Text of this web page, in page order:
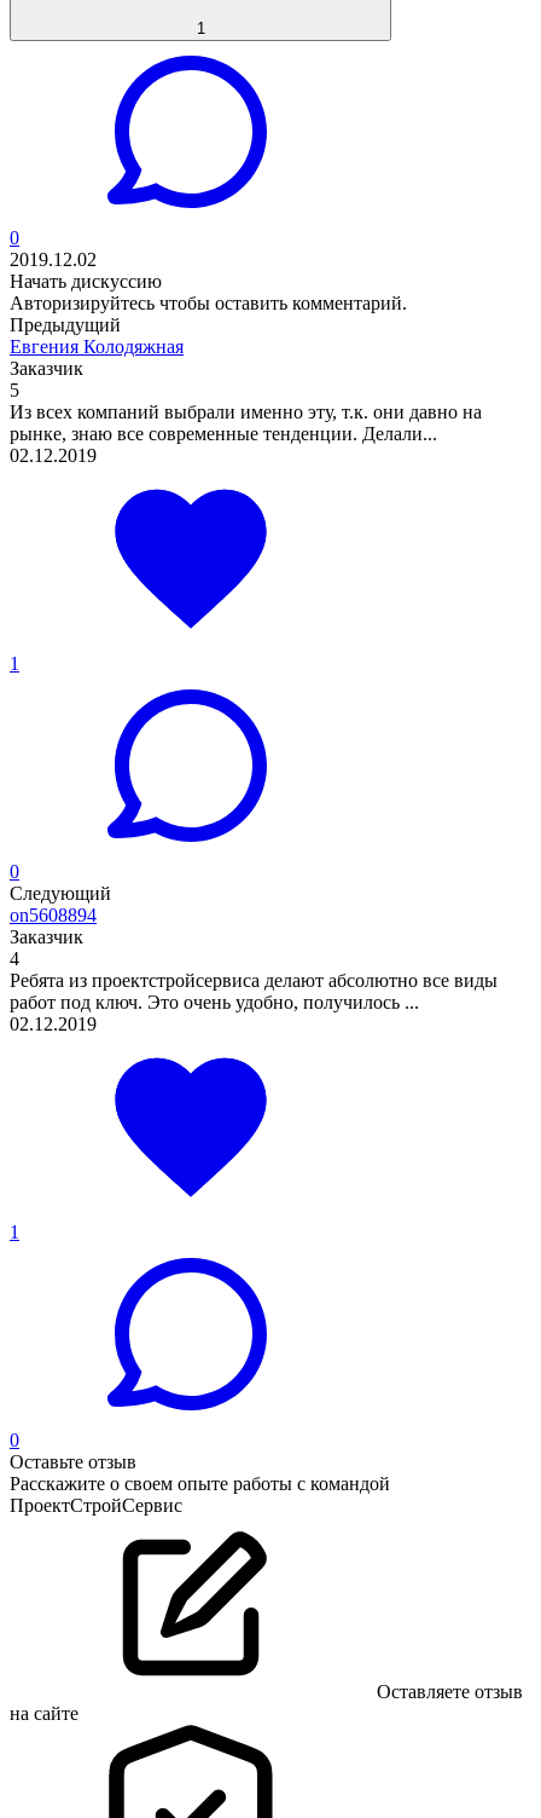
1
0
2019.12.02
Начать дискуссию
Авторизируйтесь чтобы оставить комментарий.
Предыдущий
Евгения Колодяжная
Заказчик
5
Из всех компаний выбрали именно эту, т.к. они давно на
рынке, знаю все современные тенденции. Делали...
02.12.2019
1
0
Следующий
on5608894
Заказчик
4
Ребята из проектстройсервиса делают абсолютно все виды
работ под ключ. Это очень удобно, получилось ...
02.12.2019
1
0
Оставьте отзыв
Расскажите о своем опыте работы с командой
ПроектСтройСервис
Оставляете отзыв
на сайте